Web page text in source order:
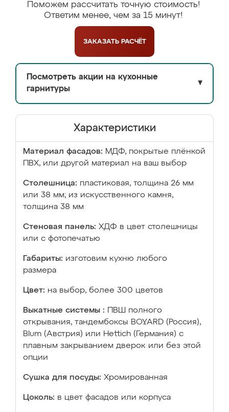
Поможем рассчитать точную стоимость!
Ответим менее, чем за 15 минут!
ЗАКАЗАТЬ РАСЧЁТ
Посмотреть акции на кухонные
гарнитуры
▼
Характеристики
Материал фасадов: МДФ, покрытые плёнкой
ПВХ, или другой материал на ваш выбор
Столешница: пластиковая, толщина 26 мм
или 38 мм; из искусственного камня,
толщина 38 мм
Стеновая панель: ХДФ в цвет столешницы
или с фотопечатью
Габариты: изготовим кухню любого
размера
Цвет: на выбор, более 300 цветов
Выкатные системы :
ПВШ полного
открывания, тандембоксы BOYARD (Россия),
Blum (Австрия) или Hettich (Германия) с
плавным закрыванием дверок или без этой
опции
Сушка для посуды: Хромированная
Цоколь: в цвет фасадов или корпуса